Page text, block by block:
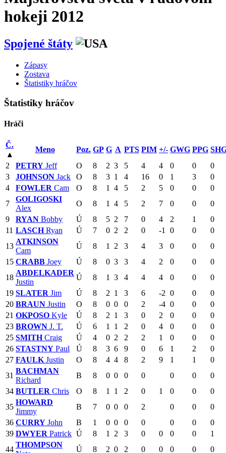
hokeji 2012
Spojené štáty
Zápasy
Zostava
Štatistiky hráčov
Štatistiky hráčov
Hráči
Č.
▴
Meno Poz. GP G A PTS PIM +/- GWG PPG
2
PETRY Jeff O 8 2 3 5 4 4 0 0
0
3
JOHNSON Jack O 8 3 1 4 16 0 1 3
0
4
FOWLER Cam O 8 1 4 5 2 5 0 0
0
7
GOLIGOSKI
Alex
O 8 1 4 5 2 7 0 0
0
9
RYAN Bobby Ú 8 5 2 7 0 4 2 1
0
11 LASCHRyan Ú 7 0 2 2 0 -1 0 0
0
13
ATKINSON
Cam
Ú 8 1 2 3 4 3 0 0
0
15 CRABB Joey Ú 8 0 3 3 4 2 0 0
0
18
ABDELKADER
Justin
Ú 8 1 3 4 4 4 0 0
0
19 SLATER Jim Ú 8 2 1 3 6 -2 0 0
0
20 BRAUN Justin O 8 0 0 0 2 -4 0 0
0
21 OKPOSO Kyle Ú 8 2 1 3 0 2 0 0
0
23 BROWN J. T. Ú 6 1 1 2 0 4 0 0
0
25 SMITHCraig Ú 4 0 2 2 2 1 0 0
0
26 STASTNY Paul Ú 8 3 6 9 0 6 1 2
0
27 FAULK Justin O 8 4 4 8 2 9 1 1
0
31
BACHMAN
Richard
B 8 0 0 0 0 0 0
0
34 BUTLER Chris O 8 1 1 2 0 1 0 0
0
35
HOWARD
Jimmy
B 7 0 0 0 2 0 0
0
36 CURRY John B 1 0 0 0 0 0 0
0
39 DWYER Patrick Ú 8 1 2 3 0 0 0 0
1
44
THOMPSON
Ú 8 2 0 2 0 0 0 0 0